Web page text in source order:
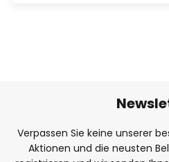
Verpassen Sie keine unserer
Aktionen und die neusten